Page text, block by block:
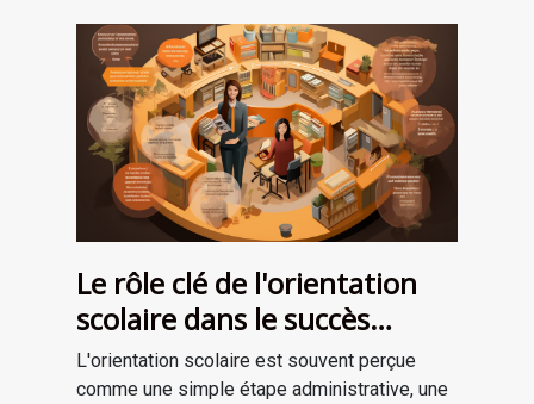
Le rôle clé de l'orientation
scolaire dans le succès
professionnel
L'orientation scolaire est souvent perçue
comme une simple étape administrative, une